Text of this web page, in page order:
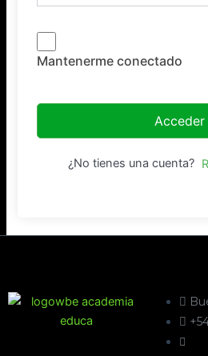
Mantenerme conectado
Acceder
¿No tienes una cuenta?